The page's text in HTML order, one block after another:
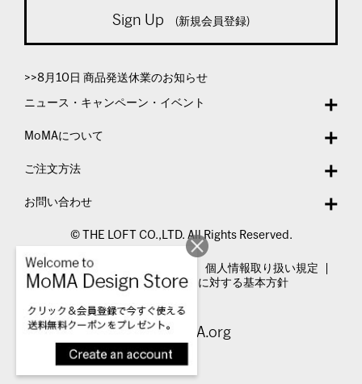
Sign Up (新規会員登録)
>>8月10日 商品発送休業のお知らせ
ニュース・キャンペーン・イベント
MoMAについて
ご注文方法
お問い合わせ
© THE LOFT CO.,LTD. All Rights Reserved.
特定商取引法表示
個人情報取り扱い規定
カスタマーハラスメントに対する基本方針
Visit MoMA.org